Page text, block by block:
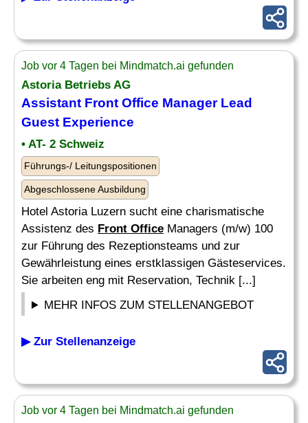
Job vor 4 Tagen bei Mindmatch.ai gefunden
Astoria Betriebs AG
Assistant Front Office Manager Lead
Guest Experience
• AT- 2 Schweiz
Führungs-/ Leitungspositionen
Abgeschlossene Ausbildung
Hotel Astoria Luzern sucht eine charismatische
Assistenz des Front Office Managers (m/w) 100
zur Führung des Rezeptionsteams und zur
Gewährleistung eines erstklassigen Gästeservices.
Sie arbeiten eng mit Reservation, Technik [...]
MEHR INFOS ZUM STELLENANGEBOT
▶ Zur Stellenanzeige
Job vor 4 Tagen bei Mindmatch.ai gefunden